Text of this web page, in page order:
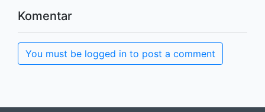
Komentar
You must be logged in to post a comment